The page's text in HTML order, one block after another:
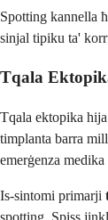
Spotting kannella
sinjal tipiku ta'
Tqala
Tqala ektopika
timplanta barra
emerġenza
Is-sintomi primarji
spotting. Spiss